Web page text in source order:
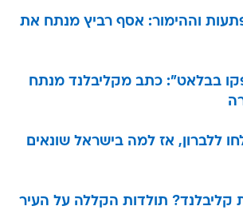
וההימור: אסף רביץ מנתח את
בבלאט": כתב מקליבלנד מנתח
ללברון, אז למה בישראל שונאים
קליבלנד? תולדות הקללה על העיר